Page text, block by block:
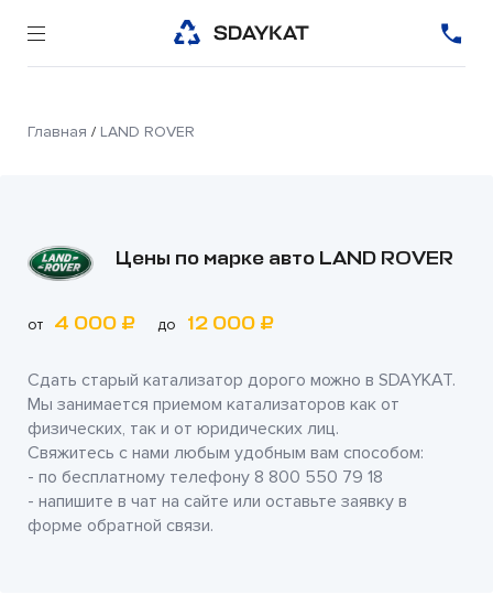
Главная / LAND ROVER
Цены по марке авто LAND ROVER
от 4 000 ₽ до 12 000 ₽
Сдать старый катализатор дорого можно в SDAYKAT.
Мы занимается приемом катализаторов как от
физических, так и от юридических лиц.
Свяжитесь с нами любым удобным вам способом:
- по бесплатному телефону 8 800 550 79 18
- напишите в чат на сайте или оставьте заявку в
форме обратной связи.